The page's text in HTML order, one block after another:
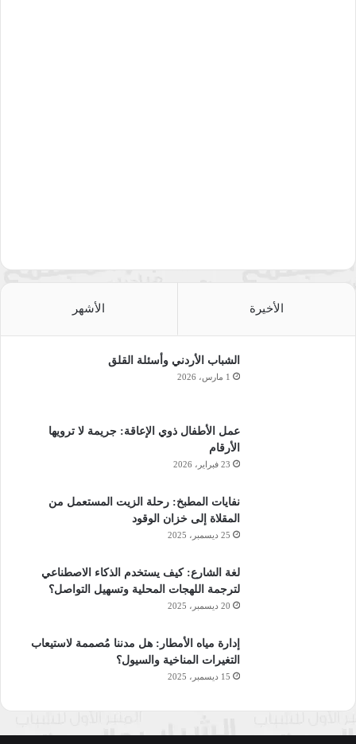
الأخيرة الأشهر
الشباب الأردني وأسئلة القلق
1 مارس، 2026
عمل الأطفال ذوي الإعاقة: جريمة لا ترويها
الأرقام
23 فبراير، 2026
نفايات المطبخ: رحلة الزيت المستعمل من
المقلاة إلى خزان الوقود
25 ديسمبر، 2025
لغة الشارع: كيف يستخدم الذكاء الاصطناعي
لترجمة اللهجات المحلية وتسهيل التواصل؟
20 ديسمبر، 2025
إدارة مياه الأمطار: هل مدننا مُصممة لاستيعاب
التغيرات المناخية والسيول؟
15 ديسمبر، 2025